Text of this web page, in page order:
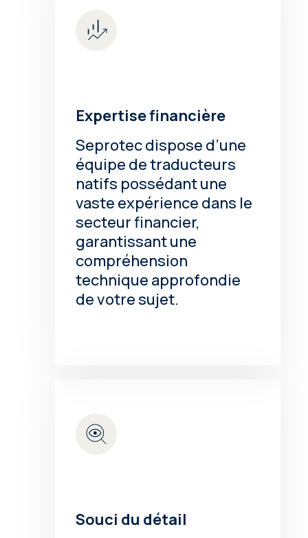
Expertise financière
Seprotec dispose d’une
équipe de traducteurs
natifs possédant une
vaste expérience dans le
secteur financier,
garantissant une
compréhension
technique approfondie
de votre sujet.
Souci du détail